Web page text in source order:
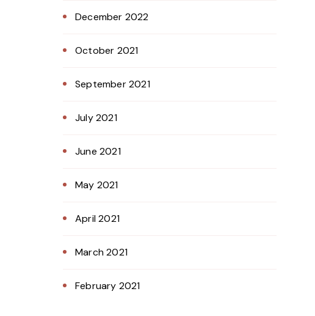
December 2022
October 2021
September 2021
July 2021
June 2021
May 2021
April 2021
March 2021
February 2021